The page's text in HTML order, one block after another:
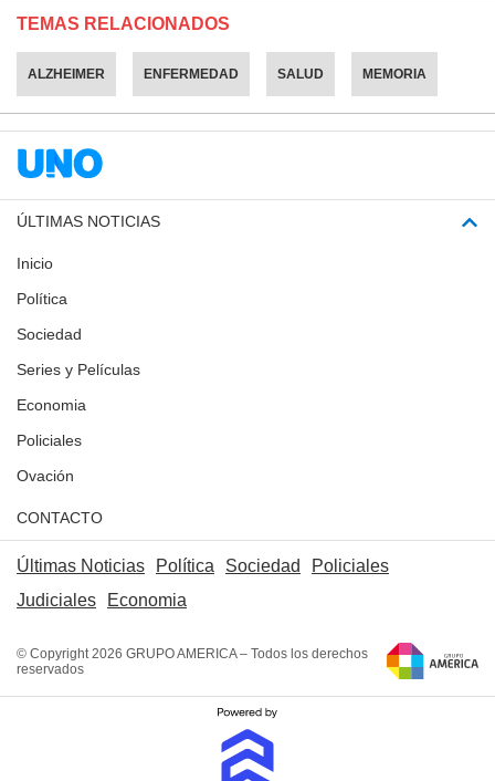
TEMAS RELACIONADOS
ALZHEIMER ENFERMEDAD SALUD MEMORIA
ÚLTIMAS NOTICIAS
Inicio
Política
Sociedad
Series y Películas
Economia
Policiales
Ovación
CONTACTO
Últimas Noticias Política Sociedad
Policiales
Judiciales
Economia
© Copyright 2026 GRUPO AMERICA – Todos los derechos
reservados